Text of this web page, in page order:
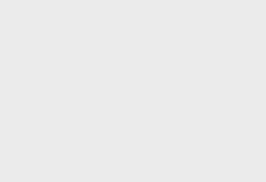
на столі, а мають своє місце
і на ньому